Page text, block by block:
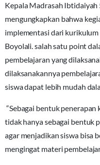
Kepala Madrasah
mengungkapkan bahwa
implementasi dari
Boyolali. salah satu point
pembelajaran yang
dilaksanakannya
siswa dapat lebih mudah
“Sebagai bentuk
tidak hanya sebagai bentuk
agar menjadikan siswa bisa
mengingat materi